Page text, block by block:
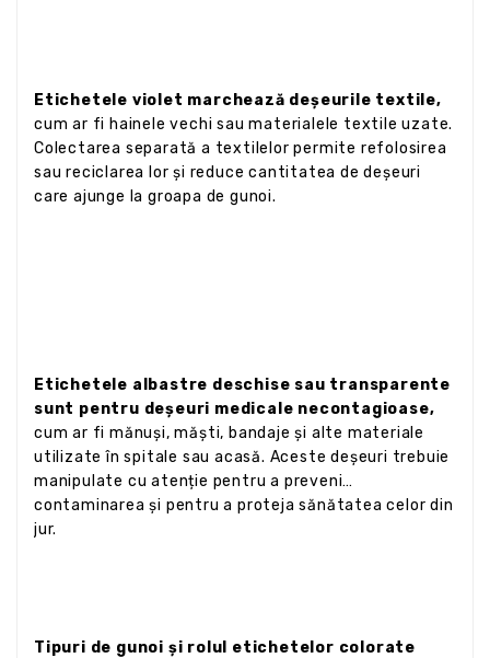
Etichetele violet marchează deșeurile textile,
cum ar fi hainele vechi sau materialele textile uzate.
Colectarea separată a textilelor permite refolosirea
sau reciclarea lor și reduce cantitatea de deșeuri
care ajunge la groapa de gunoi.
Etichetele albastre deschise sau transparente
sunt pentru deșeuri medicale necontagioase,
cum ar fi mănuși, măști, bandaje și alte materiale
utilizate în spitale sau acasă. Aceste deșeuri trebuie
manipulate cu atenție pentru a preveni
contaminarea și pentru a proteja sănătatea celor din
jur.
Tipuri de gunoi și rolul etichetelor colorate